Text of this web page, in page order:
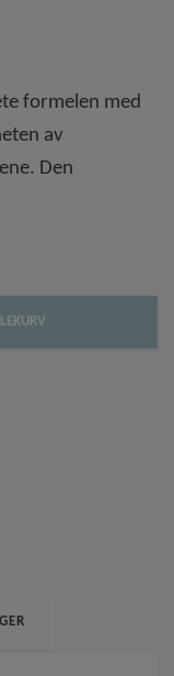
formelen med
av
Den